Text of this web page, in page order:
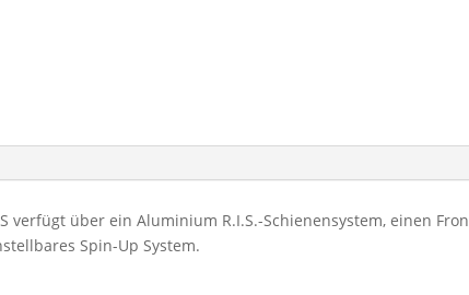
verfügt über ein Aluminium R.I.S.-Schienensystem, einen
Spin-Up System.